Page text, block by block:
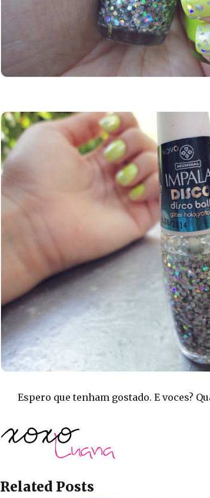
Espero que tenham gostado. E voces?
Related Posts